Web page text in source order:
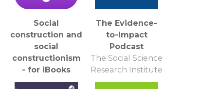
Social
construction and
social
constructionism
- for iBooks
The Open
The Evidence-
to-Impact
Podcast
The Social Science
Research Institute